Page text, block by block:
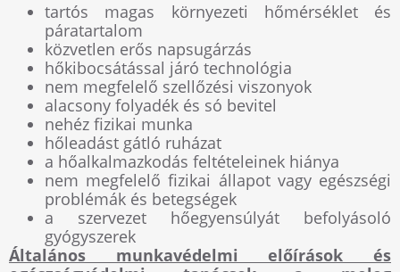
tartós magas környezeti hőmérséklet és
páratartalom
közvetlen erős napsugárzás
hőkibocsátással járó technológia
nem megfelelő szellőzési viszonyok
alacsony folyadék és só bevitel
nehéz fizikai munka
hőleadást gátló ruházat
a hőalkalmazkodás feltételeinek hiánya
nem megfelelő fizikai állapot vagy egészségi
problémák és betegségek
a szervezet hőegyensúlyát befolyásoló
gyógyszerek
Általános munkavédelmi előírások és